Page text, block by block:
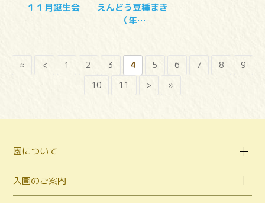
１１月誕生会
えんどう豆種まき
（年…
« < 1 2 3 4 5 6 7 8
9
10
11 > »
園について
入園のご案内